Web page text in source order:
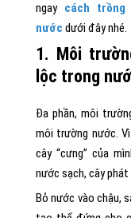
ngay cách
nước dưới đây nhé.
1. Môi
lộc trong
Đa phần, môi
môi trường nước.
cây “cưng” của
nước sạch, cây
Bỏ nước vào chậu,